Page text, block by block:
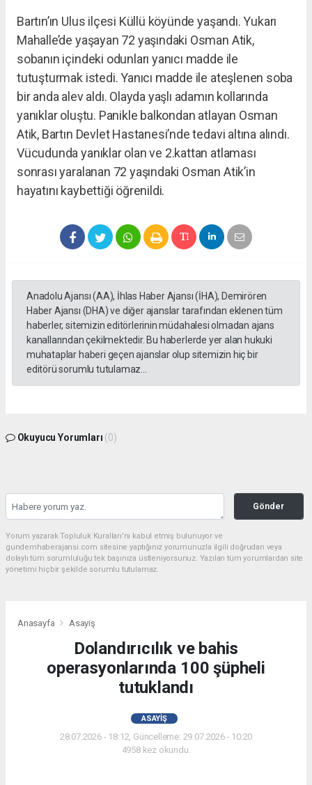
Bartın’ın Ulus ilçesi Küllü köyünde yaşandı. Yukarı
Mahalle’de yaşayan 72 yaşındaki Osman Atik,
sobanın içindeki odunları yanıcı madde ile
tutuşturmak istedi. Yanıcı madde ile ateşlenen soba
bir anda alev aldı. Olayda yaşlı adamın kollarında
yanıklar oluştu. Panikle balkondan atlayan Osman
Atik, Bartın Devlet Hastanesi’nde tedavi altına alındı.
Vücudunda yanıklar olan ve 2.kattan atlaması
sonrası yaralanan 72 yaşındaki Osman Atik’in
hayatını kaybettiği öğrenildi.
Anadolu Ajansı (AA), İhlas Haber Ajansı (İHA), Demirören
Haber Ajansı (DHA) ve diğer ajanslar tarafından eklenen tüm
haberler, sitemizin editörlerinin müdahalesi olmadan ajans
kanallarından çekilmektedir. Bu haberlerde yer alan hukuki
muhataplar haberi geçen ajanslar olup sitemizin hiç bir
editörü sorumlu tutulamaz...
Okuyucu Yorumları (0)
Gönder
Yorum yazarak Topluluk Kuralları’nı kabul etmiş bulunuyor ve
gundemhaberajansi.com sitesine yaptığınız yorumunuzla ilgili doğrudan veya
dolaylı tüm sorumluluğu tek başınıza üstleniyorsunuz. Yazılan tüm yorumlardan site
yönetimi hiçbir şekilde sorumlu tutulamaz.
Anasayfa Asayiş
Dolandırıcılık ve bahis
operasyonlarında 100 şüpheli
tutuklandı
ASAYIŞ
28.07.2026 - 18:12, Güncelleme: 29.07.2026 - 10:20
4958 kez okundu.